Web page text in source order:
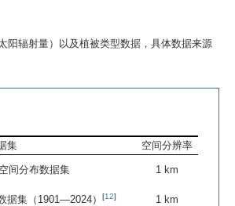
阳辐射量）以及植被类型数据，具体数据来源
集 空间分辨率
间分布数据集 1 km
据集（1901—2024）[12] 1 km